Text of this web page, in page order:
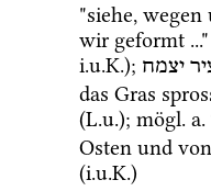
"siehe,
wir geformt ..."
i.u.K.); יצמח
das Gras
(L.u.); mögl. a.
Osten und
(i.u.K.)